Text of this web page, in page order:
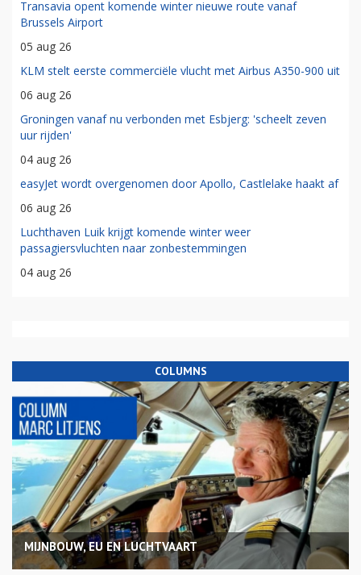
Transavia opent komende winter nieuwe route vanaf
Brussels Airport
05 aug 26
KLM stelt eerste commerciële vlucht met Airbus A350-900 uit
06 aug 26
Groningen vanaf nu verbonden met Esbjerg: 'scheelt zeven
uur rijden'
04 aug 26
easyJet wordt overgenomen door Apollo, Castlelake haakt af
06 aug 26
Luchthaven Luik krijgt komende winter weer
passagiersvluchten naar zonbestemmingen
04 aug 26
COLUMNS
MIJNBOUW, EU EN LUCHTVAART